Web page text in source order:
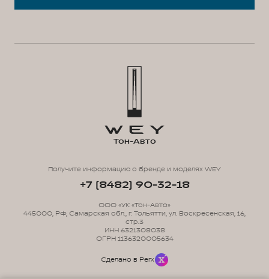
Тон-Авто
Получите информацию о бренде и моделях WEY
+7 (8482) 90-32-18
ООО «УК «Тон-Авто»
445000, РФ, Самарская обл., г. Тольятти, ул. Воскресенская, 16,
стр.3
ИНН 6321308038
ОГРН 1136320005634
Сделано в Perx